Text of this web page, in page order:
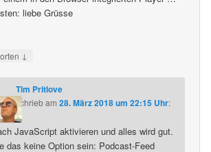
liebe Grüsse
↓
Tim Pritlove
schriebam 28. März 2018 um 22:15 Uhr:
JavaScript aktivieren und alles wird gut.
das keine Option sein: Podcast-Feed